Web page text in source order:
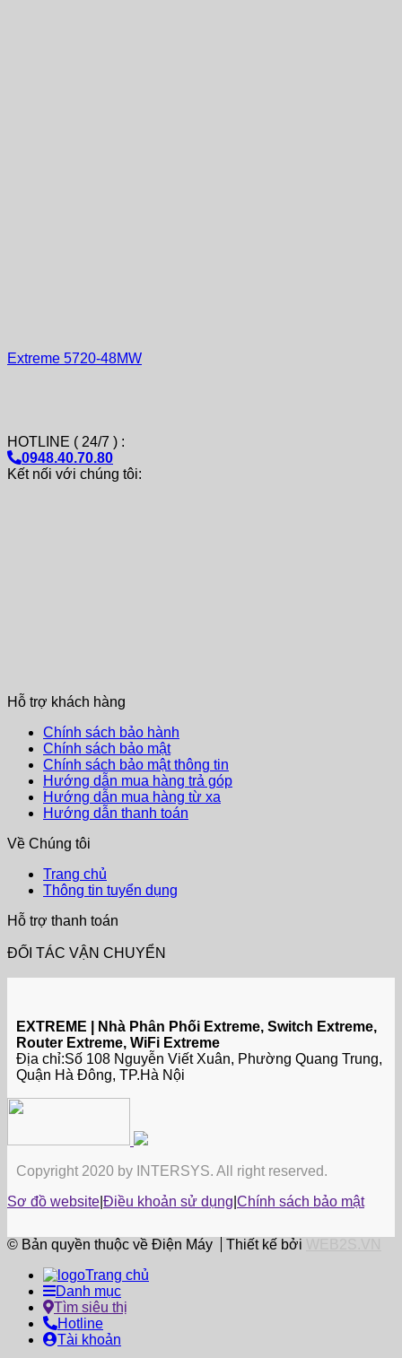
Extreme 5720-48MW
HOTLINE ( 24/7 ) :
0948.40.70.80
Kết nối với chúng tôi:
Hỗ trợ khách hàng
Chính sách bảo hành
Chính sách bảo mật
Chính sách bảo mật thông tin
Hướng dẫn mua hàng trả góp
Hướng dẫn mua hàng từ xa
Hướng dẫn thanh toán
Về Chúng tôi
Trang chủ
Thông tin tuyển dụng
Hỗ trợ thanh toán
ĐỐI TÁC VẬN CHUYỂN
EXTREME | Nhà Phân Phối Extreme, Switch Extreme,
Router Extreme, WiFi Extreme
Địa chỉ:Số 108 Nguyễn Viết Xuân, Phường Quang Trung,
Quận Hà Đông, TP.Hà Nội
Copyright 2020 by INTERSYS. All right reserved.
Sơ đồ website Điều khoản sử dụng Chính sách bảo mật
© Bản quyền thuộc về Điện Máy Thiết kế bởi
Trang chủ
Danh mục
Tìm siêu thị
Hotline
Tài khoản